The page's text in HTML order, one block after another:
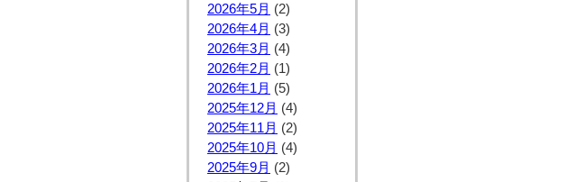
2026年5月 (2)
2026年4月 (3)
2026年3月 (4)
2026年2月 (1)
2026年1月 (5)
2025年12月 (4)
2025年11月 (2)
2025年10月 (4)
2025年9月 (2)